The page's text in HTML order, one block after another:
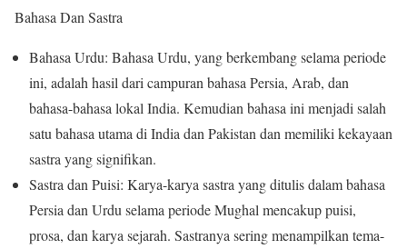
Bahasa Dan Sastra
Bahasa Urdu: Bahasa Urdu, yang berkembang selama periode
ini, adalah hasil dari campuran bahasa Persia, Arab, dan
bahasa-bahasa lokal India. Kemudian bahasa ini menjadi salah
satu bahasa utama di India dan Pakistan dan memiliki kekayaan
sastra yang signifikan.
Sastra dan Puisi: Karya-karya sastra yang ditulis dalam bahasa
Persia dan Urdu selama periode Mughal mencakup puisi,
prosa, dan karya sejarah. Sastranya sering menampilkan tema-